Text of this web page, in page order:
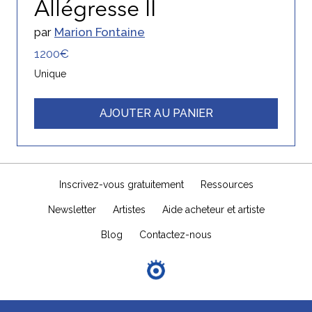
Allégresse II
par Marion Fontaine
1200€
Unique
AJOUTER AU PANIER
Inscrivez-vous gratuitement Ressources
Newsletter Artistes Aide acheteur et artiste
Blog Contactez-nous